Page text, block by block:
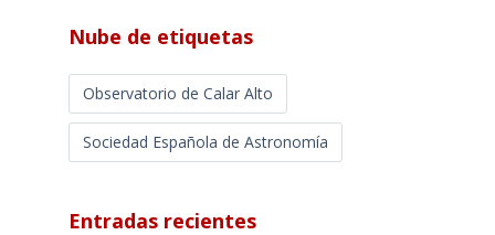
Nube de etiquetas
Observatorio de Calar Alto
Sociedad Española de Astronomía
Entradas recientes